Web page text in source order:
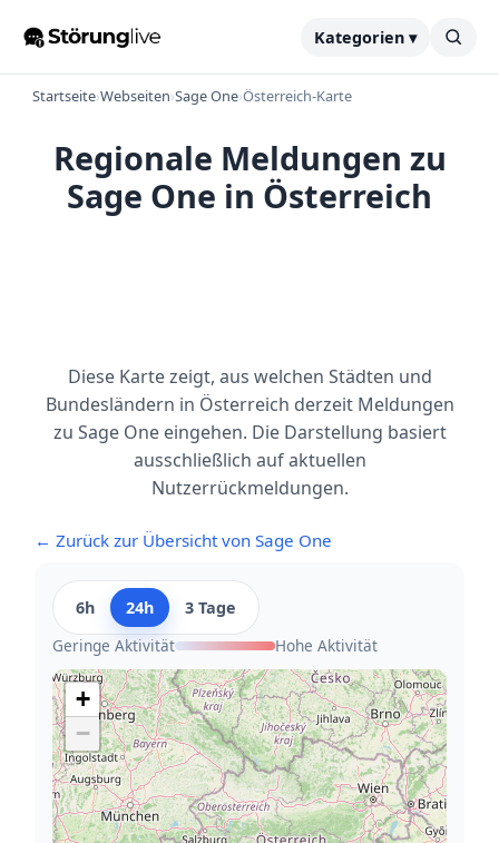
Kategorien ▾
Startseite›Webseiten›Sage One›Österreich-Karte
Regionale Meldungen zu
Sage One in Österreich
Diese Karte zeigt, aus welchen Städten und
Bundesländern in Österreich derzeit Meldungen
zu Sage One eingehen. Die Darstellung basiert
ausschließlich auf aktuellen
Nutzerrückmeldungen.
← Zurück zur Übersicht von Sage One
6h 24h
3 Tage
Geringe Aktivität
Hohe Aktivität
+
−